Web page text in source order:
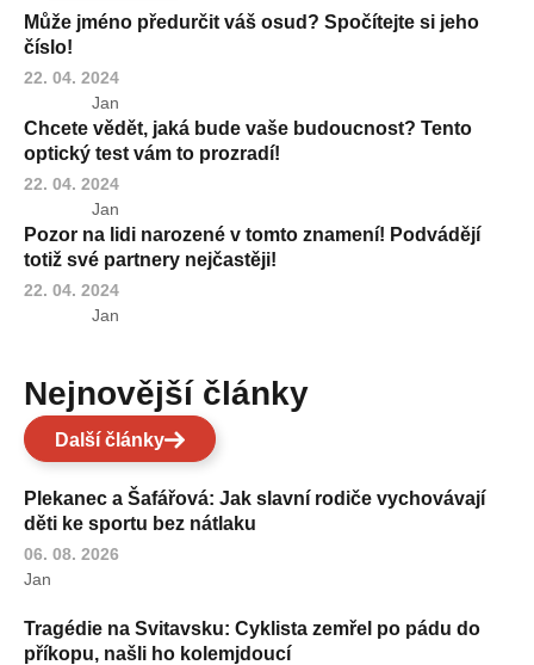
Může jméno předurčit váš osud? Spočítejte si jeho
číslo!
22. 04. 2024
Jan
Chcete vědět, jaká bude vaše budoucnost? Tento
optický test vám to prozradí!
22. 04. 2024
Jan
Pozor na lidi narozené v tomto znamení! Podvádějí
totiž své partnery nejčastěji!
22. 04. 2024
Jan
Nejnovější články
Další články
Plekanec a Šafářová: Jak slavní rodiče vychovávají
děti ke sportu bez nátlaku
06. 08. 2026
Jan
Tragédie na Svitavsku: Cyklista zemřel po pádu do
příkopu, našli ho kolemjdoucí